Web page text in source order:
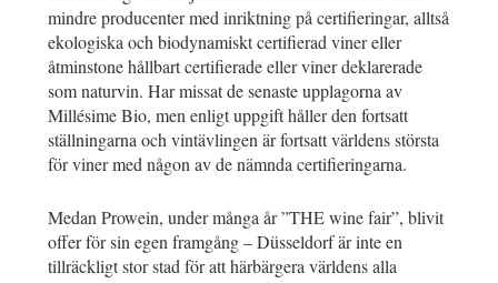
mindre producenter med inriktning på certifieringar, alltså
ekologiska och biodynamiskt certifierad viner eller
åtminstone hållbart certifierade eller viner deklarerade
som naturvin. Har missat de senaste upplagorna av
Millésime Bio, men enligt uppgift håller den fortsatt
ställningarna och vintävlingen är fortsatt världens största
för viner med någon av de nämnda certifieringarna.
Medan Prowein, under många år ”THE wine fair”, blivit
offer för sin egen framgång – Düsseldorf är inte en
tillräckligt stor stad för att härbärgera världens alla